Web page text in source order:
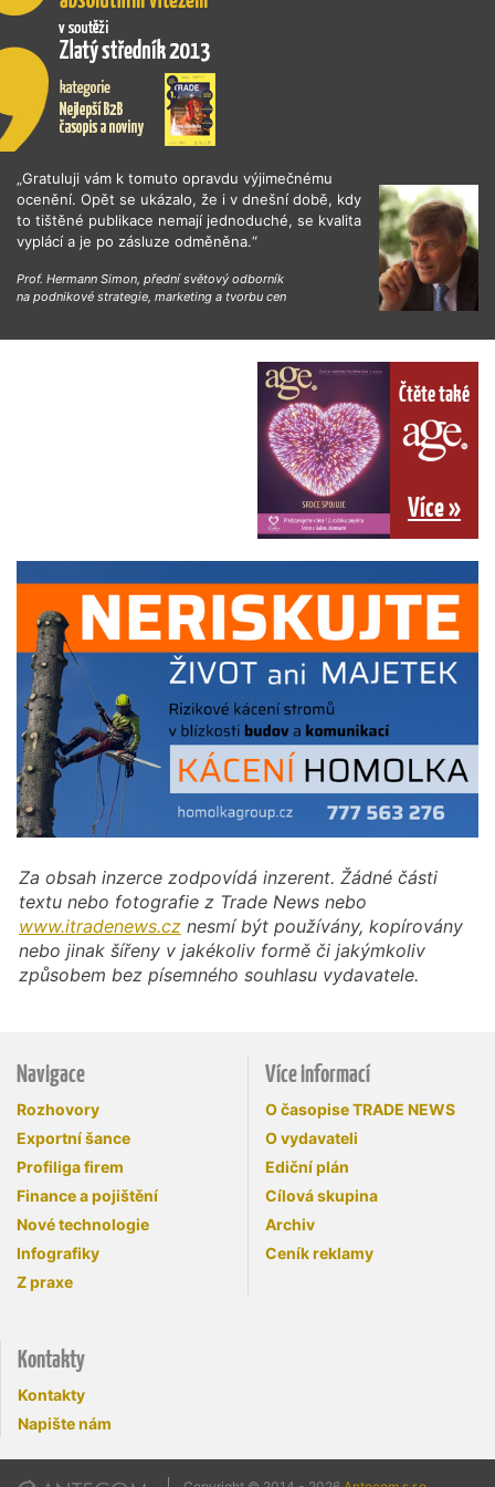
„Gratuluji vám k tomuto opravdu výjimečnému
ocenění. Opět se ukázalo, že i v dnešní době, kdy
to tištěné publikace nemají jednoduché, se kvalita
vyplácí a je po zásluze odměněna.“
Prof. Hermann Simon, přední světový odborník
na podnikové strategie, marketing a tvorbu cen
Čtěte také
Více »
Za obsah inzerce zodpovídá inzerent. Žádné části
textu nebo fotografie z Trade News nebo
www.itradenews.cz nesmí být používány, kopírovány
nebo jinak šířeny v jakékoliv formě či jakýmkoliv
způsobem bez písemného souhlasu vydavatele.
Navigace
Rozhovory
Exportní šance
Profiliga firem
Finance a pojištění
Nové technologie
Infografiky
Z praxe
Více informací
O časopise TRADE NEWS
O vydavateli
Ediční plán
Cílová skupina
Archiv
Ceník reklamy
Kontakty
Kontakty
Napište nám